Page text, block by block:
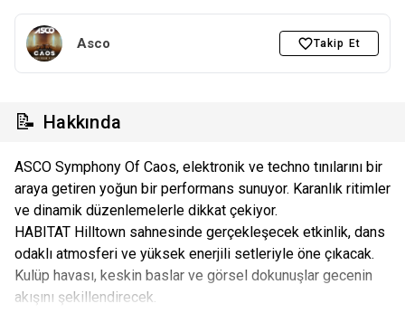
Asco Takip Et
📝 Hakkında
ASCO Symphony Of Caos, elektronik ve techno tınılarını bir
araya getiren yoğun bir performans sunuyor. Karanlık ritimler
ve dinamik düzenlemelerle dikkat çekiyor.
HABITAT Hilltown sahnesinde gerçekleşecek etkinlik, dans
odaklı atmosferi ve yüksek enerjili setleriyle öne çıkacak.
Kulüp havası, keskin baslar ve görsel dokunuşlar gecenin
akışını şekillendirecek.